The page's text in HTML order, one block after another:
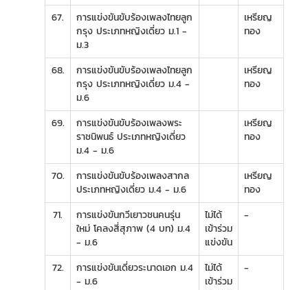
67.
การแข่งขันขับร้องเพลงไทยลูก
กรุง ประเภทหญิงเดี่ยว ม.1 -
ม.3
เหรียญ
ทอง
68.
การแข่งขันขับร้องเพลงไทยลูก
กรุง ประเภทหญิงเดี่ยว ม.4 -
ม.6
เหรียญ
ทอง
69.
การแข่งขันขับร้องเพลงพระ
ราชนิพนธ์ ประเภทหญิงเดี่ยว
ม.4 - ม.6
เหรียญ
ทอง
70.
การแข่งขันขับร้องเพลงสากล
ประเภทหญิงเดี่ยว ม.4 - ม.6
เหรียญ
ทอง
71.
การแข่งขันกวีเยาวชนคนรุ่น
ใหม่ โคลงสี่สุภาพ (4 บท) ม.4
- ม.6
ไม่ได้
เข้าร่วม
แข่งขัน
-
72.
การแข่งขันเดี่ยวระนาดเอก ม.4
- ม.6
ไม่ได้
เข้าร่วม
-